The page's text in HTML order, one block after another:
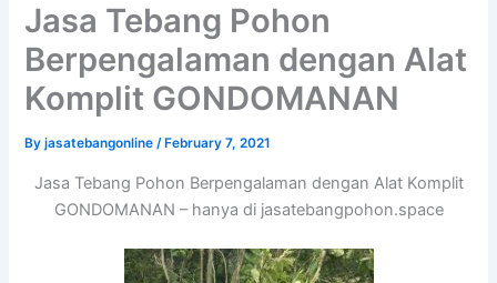
Jasa Tebang Pohon
Berpengalaman dengan Alat
Komplit GONDOMANAN
Byjasatebangonline/ February 7, 2021
Jasa Tebang Pohon Berpengalaman dengan Alat Komplit
GONDOMANAN – hanya di jasatebangpohon.space